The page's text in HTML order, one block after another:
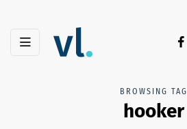
BROWSING TAG
hooker